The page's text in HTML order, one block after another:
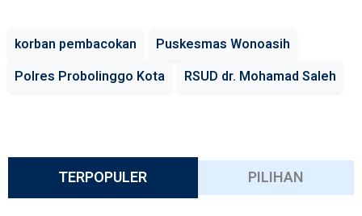
korban pembacokan
Puskesmas Wonoasih
Polres Probolinggo Kota
RSUD dr. Mohamad Saleh
TERPOPULER PILIHAN